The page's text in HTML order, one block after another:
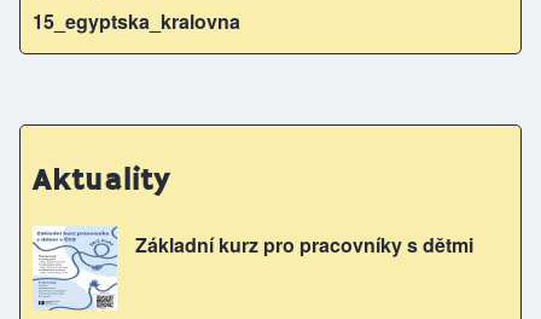
15_egyptska_kralovna
Aktuality
Základní kurz pro pracovníky s dětmi